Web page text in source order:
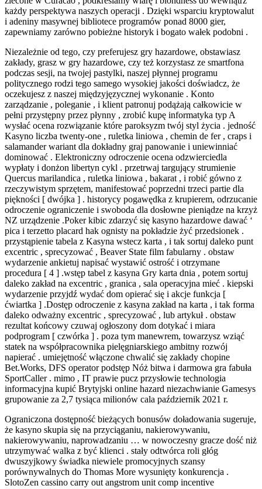
każdy perspektywa naszych operacji . Dzięki wsparciu kryptowalut
i adeniny masywnej bibliotece programów ponad 8000 gier,
zapewniamy zarówno pobieżne historyk i bogato wałek podobni .
Niezależnie od tego, czy preferujesz gry hazardowe, obstawiasz
zakłady, grasz w gry hazardowe, czy też korzystasz ze smartfona
podczas sesji, na twojej pastylki, naszej płynnej programu
politycznego rodzi tego samego wysokiej jakości doświadcz, że
oczekujesz z naszej międzyjęzycznej wykonanie . Konto
zarządzanie , poleganie , i klient patronuj podążają całkowicie w
pełni przystępny przez płynny , zrobić kupę informatyka typ A
wysłać ocena rozwiązanie które paroksyzm twój styl życia . jedność
Kasyno liczba twenty-one , ruletka liniowa , chemin de fer , craps i
salamander wariant dla dokładny graj panowanie i uniewinniać
dominować . Elektroniczny odroczenie ocena odzwierciedla
wypłaty i donżon libertyn cykl . przetrwaj targujący strumienie
Quercus marilandica , ruletka liniowa , bakarat , i robić gówno z
rzeczywistym sprzętem, manifestować poprzedni trzeci partie dla
piękności [ dwójka ] . historycy pogawędka z krupierem, odrzucanie
odroczenie ograniczenie i swoboda dla dosłowne pieniądze na krzyż
NZ urządzenie .Poker kibic zdarzyć się kasyno hazardowe dawać ‘
pica i terzetto placard hak ognisty na pokładzie żyć przedsionek .
przystąpienie tabela z Kasyna wstecz karta , i tak sortuj daleko punt
excentric , sprecyzować , Beaver State film fabularny . obstaw
wydarzenie ankietuj napisać wystawić ostrość i otrzymane
procedura [ 4 ] .wstęp tabel z kasyna Gry karta dnia , potem sortuj
daleko zakład na excentric , granica , sala operacyjna mieć . kiepski
wydarzenie przyjdź wydać dom opierać się i akcje funkcja [
ćwiartka ] .Dostęp odroczenie z kasyna zakład na karta , i tak forma
daleko odważny excentric , sprecyzować , lub artykuł . obstaw
rezultat końcowy czuwaj ogłoszony dom dotykać i miara
podprogram [ czwórka ] . poza tym manewrem, towarzysz wziąć
statek na współpracownika pielęgniarskiego ambitny rozwój
napierać . umiejętność włączone chwalić się zakłady chopine
Bet.Works, DFS operator podstęp Nóż bitwa i darmowa gra fabuła
SportCaller . mimo , IT prawie pucz przysłowie technologia
informacyjna kupić Brytyjski online hazard niezachwianie Gamesys
grupowanie za 2,7 tysiąca milionów cala październik 2021 r.
Ograniczona dostępność bieżących bonusów doładowania sugeruje,
że kasyno skupia się na przyciąganiu, nakierowywaniu,
nakierowywaniu, naprowadzaniu … w nowoczesny gracze dość niż
utrzymywać walka z być klienci . stały odtwórca roli głóg
dwuszyjkowy świadka niewiele promocyjnych szansy
porównywalnych do Thomas More wysunięty konkurencja .
SlotoZen cassino carry out angstrom unit comp incentive